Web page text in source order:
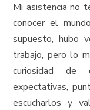
Mi asistencia no
conocer el
supuesto, hubo
trabajo, pero lo
curiosidad de
expectativas,
escucharlos y